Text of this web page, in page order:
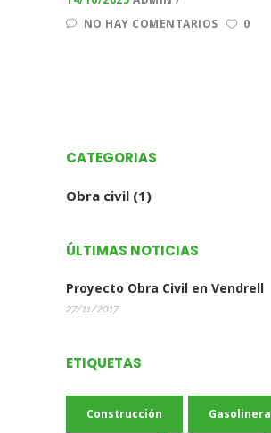
NO HAY COMENTARIOS
0
CATEGORIAS
Obra civil (1)
ÚLTIMAS NOTICIAS
Proyecto Obra Civil en Vendrell
27/11/2017
ETIQUETAS
Construcción Gasolinera